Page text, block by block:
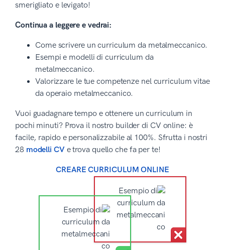
smerigliato e levigato!
Continua a leggere e vedrai:
Come scrivere un curriculum da metalmeccanico.
Esempi e modelli di curriculum da
metalmeccanico.
Valorizzare le tue competenze nel curriculum vitae
da operaio metalmeccanico.
Vuoi guadagnare tempo e ottenere un curriculum in
pochi minuti? Prova il nostro builder di CV online: è
facile, rapido e personalizzabile al 100%. Sfrutta i nostri
28 modelli CVe trova quello che fa per te!
CREARE CURRICULUM ONLINE